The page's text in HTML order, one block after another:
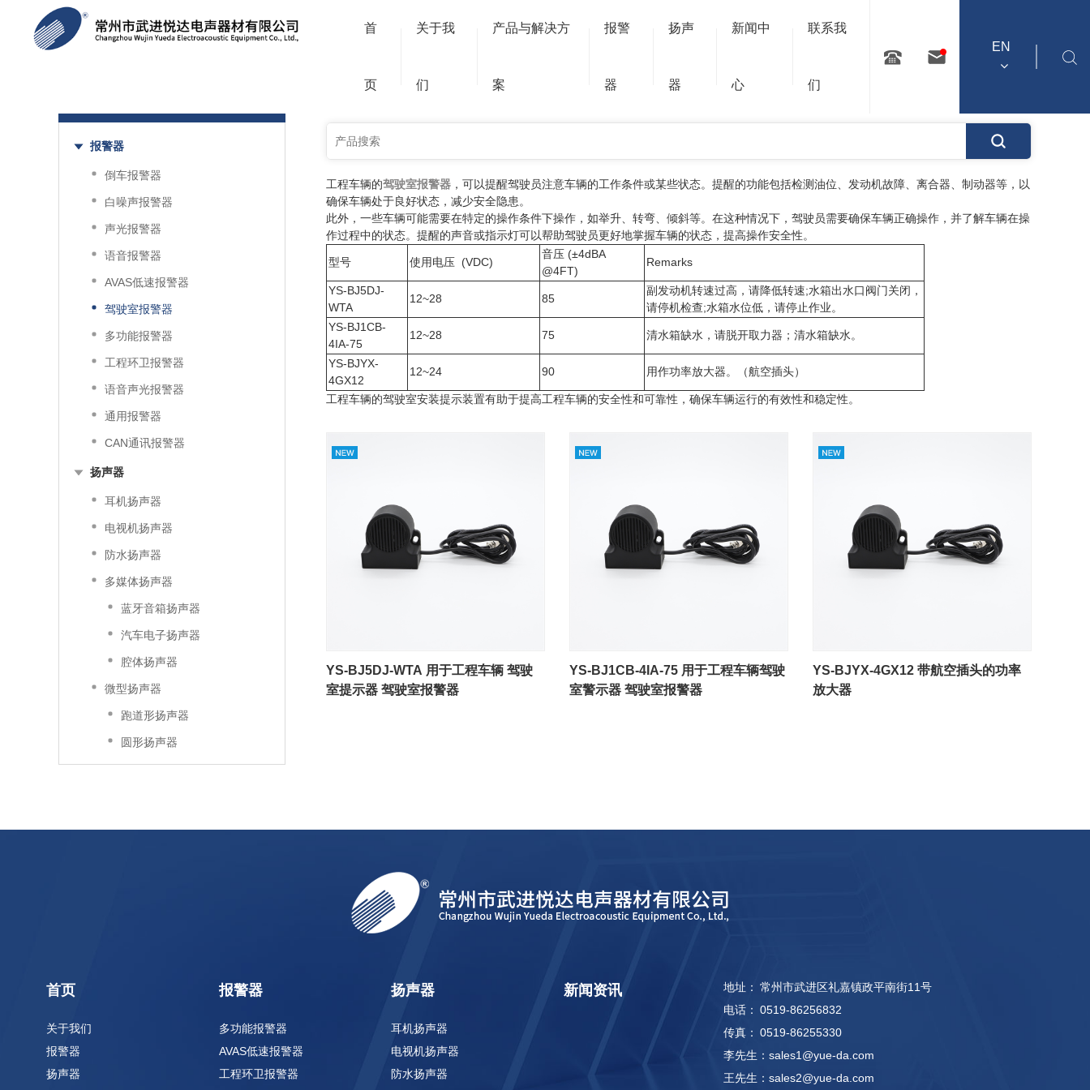
首
页
关于我
们
产品与解决方
案
报警
器
扬声
器
新闻中
心
联系我
们
EN
搜索
工程车辆的驾驶室安装提示装置有助于提高工程车辆的安全性和可靠性，确保车辆运
您的位置：主页 产品中心
报警器
倒车报警器
白噪声报警器
声光报警器
语音报警器
AVAS低速报警器
驾驶室报警器
多功能报警器
工程环卫报警器
语音声光报警器
通用报警器
CAN通讯报警器
扬声器
耳机扬声器
电视机扬声器
防水扬声器
多媒体扬声器
蓝牙音箱扬声器
汽车电子扬声器
腔体扬声器
微型扬声器
跑道形扬声器
圆形扬声器
驾驶室报警器
工程车辆的驾驶室报警器 ，可以提醒驾驶员注意车辆的工作条件或某些状态。提醒的功能包括检测油位、发动机故障、离合器、制动器等，以
确保车辆处于良好状态，减少安全隐患。
此外，一些车辆可能需要在特定的操作条件下操作，如举升、转弯、倾斜等。在这种情况下，驾驶员需要确保车辆正确操作，并了解车辆在操
作过程中的状态。提醒的声音或指示灯可以帮助驾驶员更好地掌握车辆的状态，提高操作安全性。
型号 使用电压 (VDC)
音压 (±4dBA
@4FT)
Remarks
YS-BJ5DJ-
WTA
12~28 85
副发动机转速过高，请降低转速;水箱出水口阀门关闭，
请停机检查;水箱水位低，请停止作业。
YS-BJ1CB-
4IA-75
12~28 75 清水箱缺水，请脱开取力器；清水箱缺水。
YS-BJYX-
4GX12
12~24 90 用作功率放大器。（航空插头）
工程车辆的驾驶室安装提示装置有助于提高工程车辆的安全性和可靠性，确保车辆运行的有效性和稳定性。
YS-BJ5DJ-WTA 用于工程车辆 驾驶
室提示器 驾驶室报警器
YS-BJ1CB-4IA-75 用于工程车辆驾驶
室警示器 驾驶室报警器
YS-BJYX-4GX12 带航空插头的功率
放大器
首页
关于我们
报警器
扬声器
报警器
多功能报警器
AVAS低速报警器
工程环卫报警器
扬声器
耳机扬声器
电视机扬声器
防水扬声器
新闻资讯 地址： 常州市武进区礼嘉镇政平南街11号
电话： 0519-86256832
传真： 0519-86255330
李先生： sales1@yue-da.com
王先生： sales2@yue-da.com